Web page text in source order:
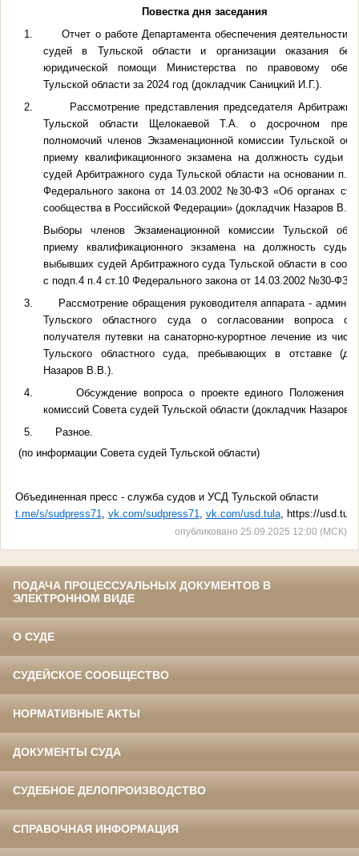
Повестка дня заседания
1.
Отчет о работе Департамента обеспечения деятельности
судей в Тульской области и организации оказания
юридической помощи Министерства по правовому
Тульской области за 2024 год (докладчик Саницкий И.Г.).
2.
Рассмотрение представления председателя
Тульской области Щелокаевой Т.А. о досрочном
полномочий членов Экзаменационной комиссии Тульской
приему квалификационного экзамена на должность судьи
судей Арбитражного суда Тульской области на основании
Федерального закона от 14.03.2002 №30-ФЗ «Об органах
сообщества в Российской Федерации» (докладчик Назаров
Выборы членов Экзаменационной комиссии Тульской
приему квалификационного экзамена на должность судьи
выбывших судей Арбитражного суда Тульской области в
с подп.4 п.4 ст.10 Федерального закона от 14.03.2002 №30-ФЗ.
3.
Рассмотрение обращения руководителя аппарата -
Тульского областного суда о согласовании вопроса о
получателя путевки на санаторно-курортное лечение из
Тульского областного суда, пребывающих в отставке
Назаров В.В.).
4.
Обсуждение вопроса о проекте единого Положения о
комиссий Совета судей Тульской области (докладчик Назаров
5.
Разное.
(по информации Совета судей Тульской области)
Объединенная пресс - служба судов и УСД Тульской области
t.me/s/sudpress71
vk.com/sudpress71 vk.com/usd.tula, https://
опубликовано 25.09.2025 12:00 (МСК)
ПОДАЧА ПРОЦЕССУАЛЬНЫХ ДОКУМЕНТОВ В
ЭЛЕКТРОННОМ ВИДЕ
О СУДЕ
СУДЕЙСКОЕ СООБЩЕСТВО
НОРМАТИВНЫЕ АКТЫ
ДОКУМЕНТЫ СУДА
СУДЕБНОЕ ДЕЛОПРОИЗВОДСТВО
СПРАВОЧНАЯ ИНФОРМАЦИЯ